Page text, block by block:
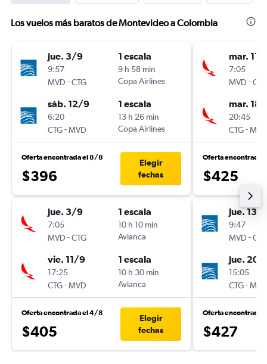
Los vuelos más baratos de Montevideo a Colombia
jue. 3/9
9:57
MVD -CTG
1 escala
9 h 58 min
Copa Airlines
sáb. 12/9
6:20
CTG-MVD
1 escala
13 h 26 min
Copa Airlines
Oferta encontrada el 8/8
$396
Elegir
fechas
jue. 3/9
7:05
MVD -CTG
1 escala
10 h 10 min
Avianca
vie. 11/9
17:25
CTG-MVD
1 escala
10 h 30 min
Avianca
Oferta encontrada el 4/8
$405
Elegir
fechas
mar. 11/
7:05
MVD -CTG
mar.
20:45
CTG-MVD
Oferta encontrada
$425
jue. 13/
9:47
MVD -CTG
jue. 20/
15:05
CTG-MVD
Oferta encontrada
$427